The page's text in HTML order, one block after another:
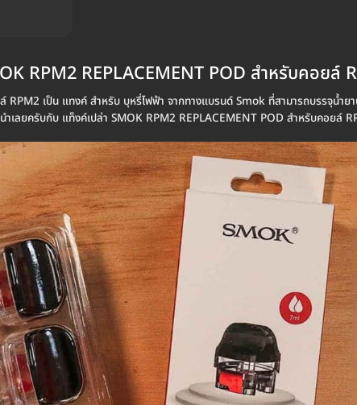
RPM2 REPLACEMENT POD สำหรับคอยล์
เป็น แทงค์ สำหรับ บุหรี่ไฟฟ้า จากทางแบรนด์ Smok ที่สามารถบรรจุน้ำย
ำเลยครับกับ แท็งค์เปล่า SMOK RPM2 REPLACEMENT POD สำหรับคอยล์